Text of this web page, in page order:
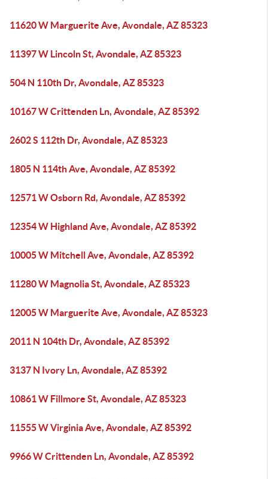
11620 W Marguerite Ave, Avondale, AZ 85323
11397 W Lincoln St, Avondale, AZ 85323
504 N 110th Dr, Avondale, AZ 85323
10167 W Crittenden Ln, Avondale, AZ 85392
2602 S 112th Dr, Avondale, AZ 85323
1805 N 114th Ave, Avondale, AZ 85392
12571 W Osborn Rd, Avondale, AZ 85392
12354 W Highland Ave, Avondale, AZ 85392
10005 W Mitchell Ave, Avondale, AZ 85392
11280 W Magnolia St, Avondale, AZ 85323
12005 W Marguerite Ave, Avondale, AZ 85323
2011 N 104th Dr, Avondale, AZ 85392
3137 N Ivory Ln, Avondale, AZ 85392
10861 W Fillmore St, Avondale, AZ 85323
11555 W Virginia Ave, Avondale, AZ 85392
9966 W Crittenden Ln, Avondale, AZ 85392